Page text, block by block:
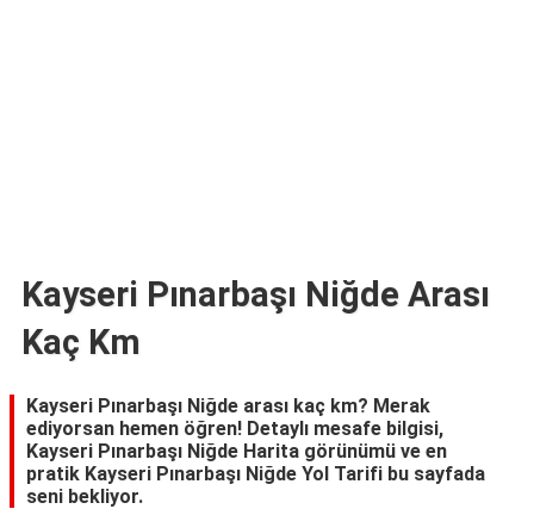
Kayseri Pınarbaşı Niğde Arası
Kaç Km
Kayseri Pınarbaşı Niğde arası kaç km? Merak
ediyorsan hemen öğren! Detaylı mesafe bilgisi,
Kayseri Pınarbaşı Niğde Harita görünümü ve en
pratik Kayseri Pınarbaşı Niğde Yol Tarifi bu sayfada
seni bekliyor.